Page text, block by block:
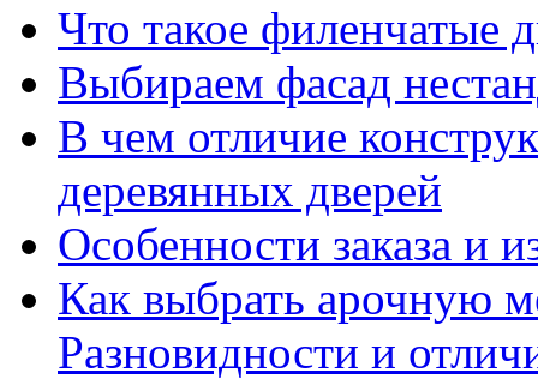
Что такое филенчатые
Выбираем фасад
В чем отличие
деревянных дверей
Особенности заказа и
Как выбрать арочную
Разновидности и